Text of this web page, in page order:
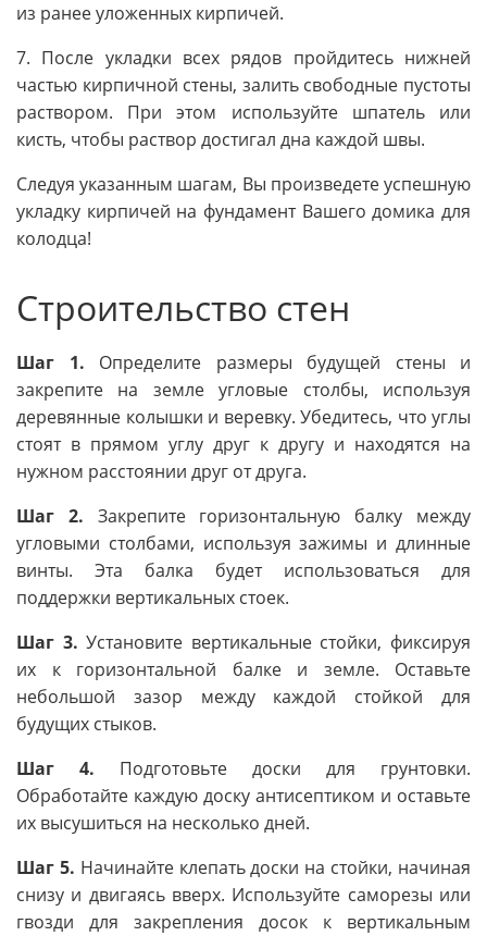
из ранее уложенных кирпичей.
7. После укладки всех рядов пройдитесь нижней
частью кирпичной стены, залить свободные пустоты
раствором. При этом используйте шпатель или
кисть, чтобы раствор достигал дна каждой швы.
Следуя указанным шагам, Вы произведете успешную
укладку кирпичей на фундамент Вашего домика для
колодца!
Строительство стен
Шаг 1. Определите размеры будущей стены и
закрепите на земле угловые столбы, используя
деревянные колышки и веревку. Убедитесь, что углы
стоят в прямом углу друг к другу и находятся на
нужном расстоянии друг от друга.
Шаг 2. Закрепите горизонтальную балку между
угловыми столбами, используя зажимы и длинные
винты. Эта балка будет использоваться для
поддержки вертикальных стоек.
Шаг 3. Установите вертикальные стойки, фиксируя
их к горизонтальной балке и земле. Оставьте
небольшой зазор между каждой стойкой для
будущих стыков.
Шаг 4. Подготовьте доски для грунтовки.
Обработайте каждую доску антисептиком и оставьте
их высушиться на несколько дней.
Шаг 5. Начинайте клепать доски на стойки, начиная
снизу и двигаясь вверх. Используйте саморезы или
гвозди для закрепления досок к вертикальным